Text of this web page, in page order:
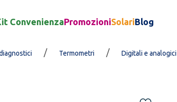
ConvenienzaPromozioniSolariBlog
/ Termometri / Digitali e analogici